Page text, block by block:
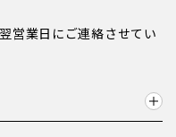
営業日にご連絡させてい